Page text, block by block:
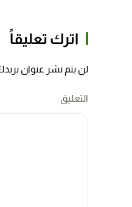
اترك تعليقاً
لن يتم نشر عنوان بريدك
التعليق